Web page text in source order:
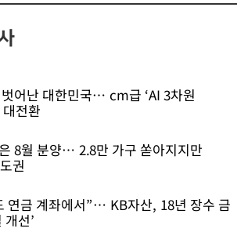
어난 대한민국… cm급 ‘AI 3차원
전환
8월 분양… 2.8만 가구 쏟아지지만
권
연금 계좌에서”… KB자산, 18년 장수 금
개선’